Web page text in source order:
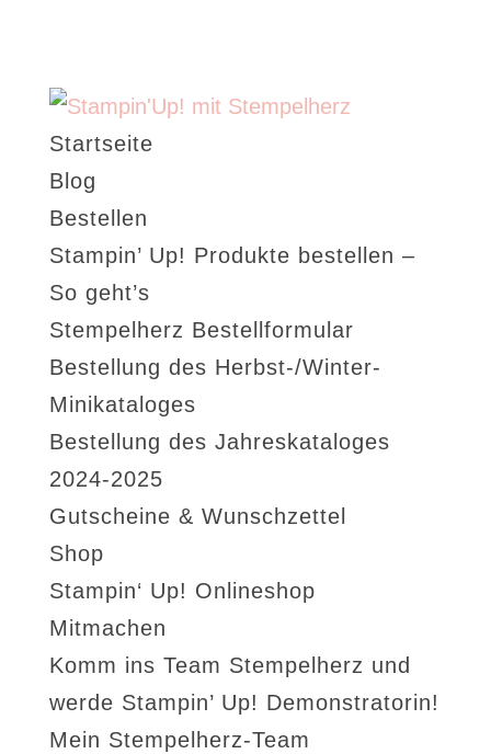
Startseite
Blog
Bestellen
Stampin’ Up! Produkte bestellen –
So geht’s
Stempelherz Bestellformular
Bestellung des Herbst-/Winter-
Minikataloges
Bestellung des Jahreskataloges
2024-2025
Gutscheine & Wunschzettel
Shop
Stampin‘ Up! Onlineshop
Mitmachen
Komm ins Team Stempelherz und
werde Stampin’ Up! Demonstratorin!
Mein Stempelherz-Team